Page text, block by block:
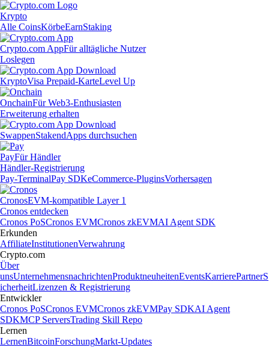
Krypto
Alle CoinsKörbeEarnStaking
Crypto.com AppFür alltägliche Nutzer
Loslegen
KryptoVisa Prepaid-KarteLevel Up
OnchainFür Web3-Enthusiasten
Erweiterung erhalten
SwappenStakendApps durchsuchen
PayFür Händler
Händler-Registrierung
Pay-TerminalPay SDKeCommerce-PluginsVorhersagen
CronosEVM-kompatible Layer 1
Cronos entdecken
Cronos PoSCronos EVMCronos zkEVMAI Agent SDK
Erkunden
AffiliateInstitutionenVerwahrung
Crypto.com
Über
unsUnternehmensnachrichtenProduktneuheitenEventsKarrierePartnerS
icherheitLizenzen & Registrierung
Entwickler
Cronos PoSCronos EVMCronos zkEVMPay SDKAI Agent
SDKMCP ServersTrading Skill Repo
Lernen
LernenBitcoinForschungMarkt-Updates